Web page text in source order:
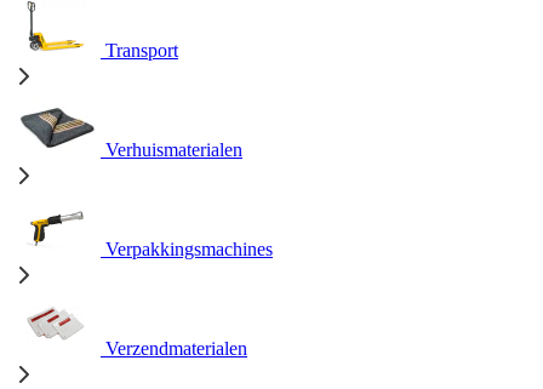
Transport
Verhuismaterialen
Verpakkingsmachines
Verzendmaterialen